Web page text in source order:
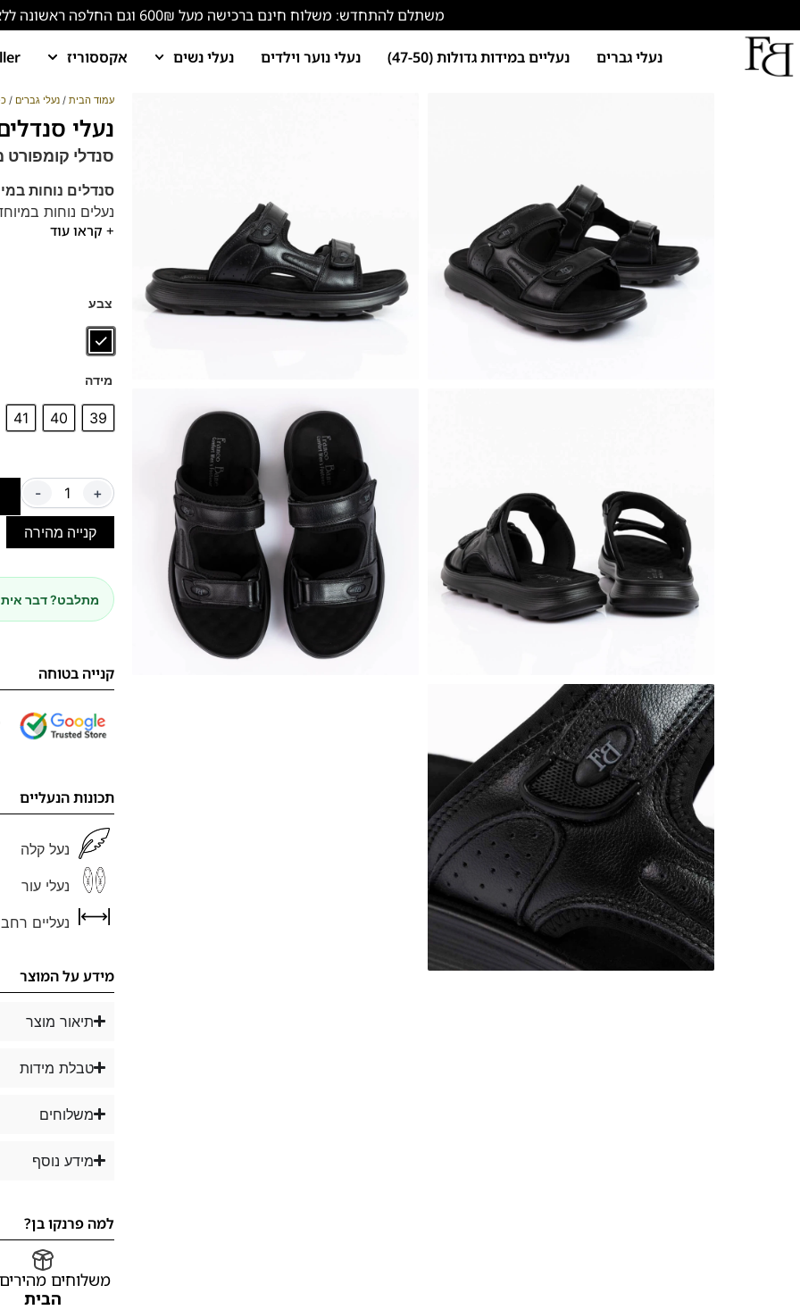
משתלם להתחדש: משלוח חינם ברכישה מעל 600₪ וגם החלפה ראשונה ללא עלות!
נעלי גברים נעליים במידות גדולות (47-50) נעלי נוער וילדים נעלי נשים אקססוריז
עמוד הבית / נעלי גברים /
נעלי סנדלים
סנדלי קומפורט
סנדלים נוחות
נעלים נוחות
הנעליים עשויות
+ קראו עוד
צבע
מידה
39
40
41
- +
קנייה מהירה
מתלבט? דבר
קנייה בטוחה
תכונות הנעליים
נעל קלה
נעלי עור
נעליים
מידע על המוצר
תיאור מוצר
טבלת מידות
משלוחים
מידע נוסף
למה פרנקו בן?
משלוחים
הבית